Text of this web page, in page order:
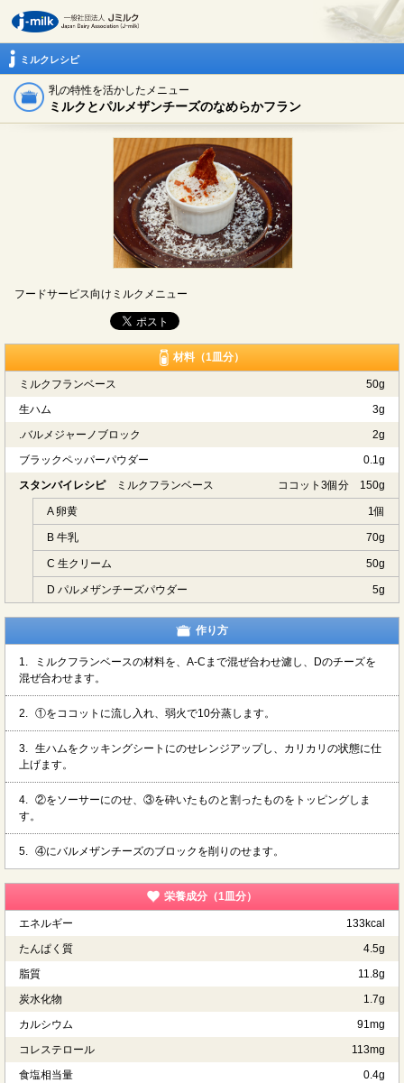
ミルクレシピ
乳の特性を活かしたメニュー
ミルクとパルメザンチーズのなめらかフラン
フードサービス向けミルクメニュー
材料（1皿分）
ミルクフランベース
50g
生ハム
3g
.バルメジャーノブロック
2g
ブラックペッパーパウダー
0.1g
スタンバイレシピミルクフランベース ココット3個分 150g
A 卵黄 1個
B 牛乳 70g
C 生クリーム 50g
D パルメザンチーズパウダー 5g
作り方
1.
ミルクフランベースの材料を、A-Cまで混ぜ合わせ濾し、Dのチーズを
混ぜ合わせます。
2. ①をココットに流し入れ、弱火で10分蒸します。
3. 生ハムをクッキングシートにのせレンジアップし、カリカリの状態に仕
上げます。
4. ②をソーサーにのせ、③を砕いたものと割ったものをトッピングしま
す。
5. ④にバルメザンチーズのブロックを削りのせます。
栄養成分（1皿分）
エネルギー
133kcal
たんぱく質
4.5g
脂質
11.8g
炭水化物
1.7g
カルシウム
91mg
コレステロール
113mg
食塩相当量
0.4g